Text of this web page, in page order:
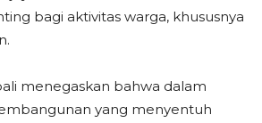
bagi aktivitas warga, khususnya
menegaskan bahwa dalam
yang menyentuh